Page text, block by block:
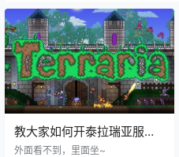
教大家如何开泰拉瑞亚服务
器！可以和基友一起玩
外面看不到，里面坐~